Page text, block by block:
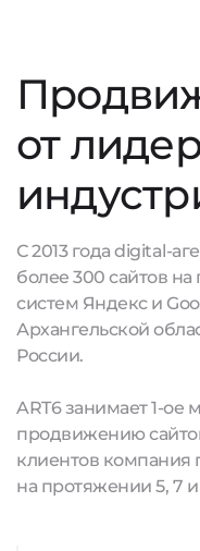
от
С 2013 года digital-
более 300 сайтов
систем Яндекс и
Архангельской
России.
ART6 занимает 1-ое
продвижению
клиентов компания
на протяжении 5, 7 и